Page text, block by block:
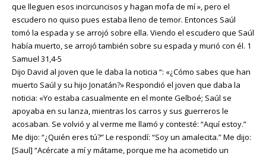
que lleguen esos incircuncisos y hagan mofa de mí », pero el
escudero no quiso pues estaba lleno de temor. Entonces Saúl
tomó la espada y se arrojó sobre ella. Viendo el escudero que Saúl
había muerto, se arrojó también sobre su espada y murió con él. 1
Samuel 31,4-5
Dijo David al joven que le daba la noticia “: «¿Cómo sabes que han
muerto Saúl y su hijo Jonatán?» Respondió el joven que daba la
noticia: «Yo estaba casualmente en el monte Gelboé; Saúl se
apoyaba en su lanza, mientras los carros y sus guerreros le
acosaban. Se volvió y al verme me llamó y contesté: “Aquí estoy.”
Me dijo: “¿Quién eres tú?” Le respondí: “Soy un amalecita.” Me dijo:
[Saul] “Acércate a mí y mátame, porque me ha acometido un